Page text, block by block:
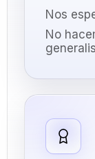
Nos
No